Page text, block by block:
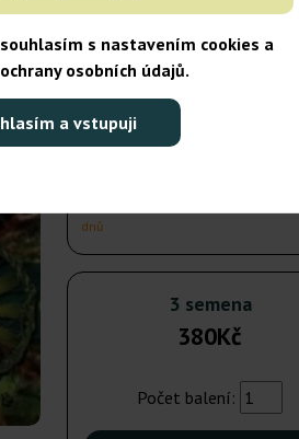
s nastavením cookies a
osobních údajů.
a vstupuji
5 semen
Odeslání do 3-7
dnů
dnů
3 semena
380Kč
Počet balení: